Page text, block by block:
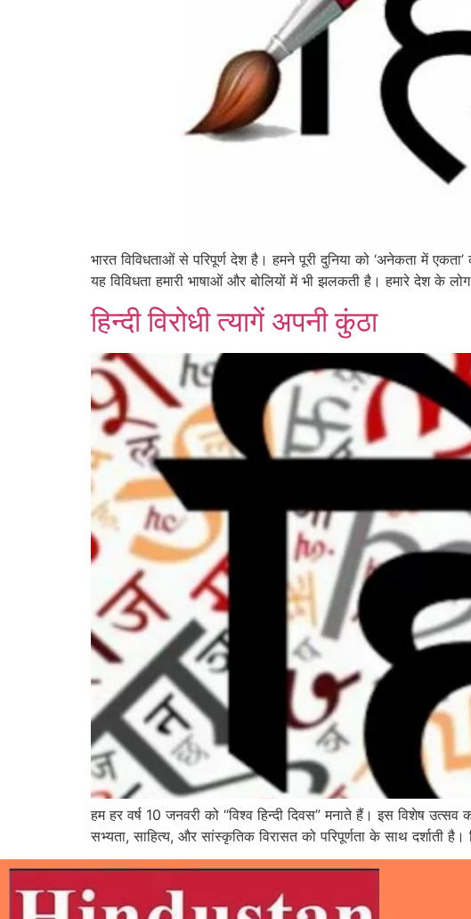
भारत विविधताओं से परिपूर्ण देश है। हमने पूरी दुनिया को ‘अनेकता में
यह विविधता हमारी भाषाओं और बोलियों में भी झलकती है। हमारे देश के
हिन्दी विरोधी त्यागें अपनी कुंठा
हम हर वर्ष 10 जनवरी को “विश्व हिन्दी दिवस” मनाते हैं। इस विशेष उत्सव
सभ्यता, साहित्य, और सांस्कृतिक विरासत को परिपूर्णता के साथ दर्शाती